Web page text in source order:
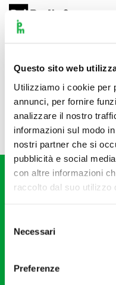
Questo sito web
Utilizziamo i cookie per
annunci, per fornire
analizzare il nostro
informazioni sul modo
nostri partner che si
pubblicità e social
con altre informazioni
raccolto dal suo utilizzo
delNecessari
Preferenze
20121 Milano